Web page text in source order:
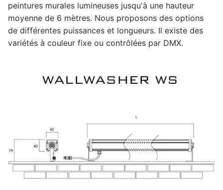
peintures murales lumineuses jusqu'à une hauteur
moyenne de 6 mètres. Nous proposons des options
de différentes puissances et longueurs. Il existe des
variétés à couleur fixe ou contrôlées par DMX.